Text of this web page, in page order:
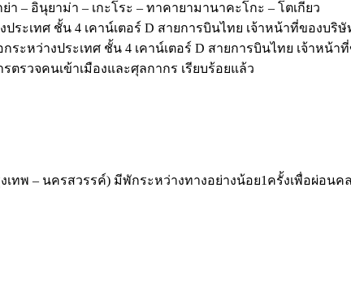
า – อินุยาม่า – เกะโระ – ทาคายามานาคะโกะ – โตเกียว
เทศ ชั้น 4 เคาน์เตอร์ D สายการบินไทย เจ้าหน้าที่ของบริ
หว่างประเทศ ชั้น 4 เคาน์เตอร์ D สายการบินไทย เจ้าหน้
รวจคนเข้าเมืองและศุลกากร เรียบร้อยแล้ว
พ – นครสวรรค์) มีพักระหว่างทางอย่างน้อย1ครั้งเพื่อผ่อนค